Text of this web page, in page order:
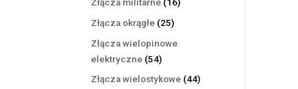
Złącza militarne 16
Złącza okrągłe 2525
Złącza wielopinowe
elektryczne 5454
produkty
Złącza wielostykowe 4444